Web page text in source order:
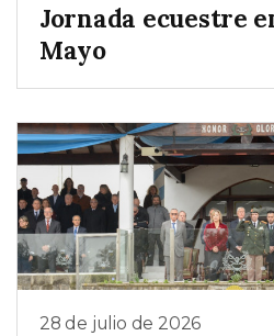
Jornada ecuestre
Mayo
28 de julio de 2026